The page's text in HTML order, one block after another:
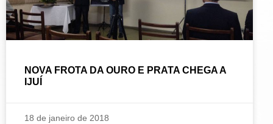
NOVA FROTA DA OURO E PRATA CHEGA A
IJUÍ
18 de janeiro de 2018